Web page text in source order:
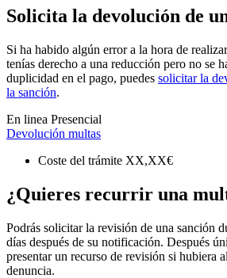
Solicita la devolución de
Si ha habido algún error a la hora de
tenías derecho a una reducción pero no se
duplicidad en el pago, puedes solicitar la
la sanción.
En linea Presencial
Devolución multas
Coste del trámite XX,XX€
¿Quieres recurrir una
Podrás solicitar la revisión de una sanción
días después de su notificación. Después
presentar un recurso de revisión si hubiera
denuncia.